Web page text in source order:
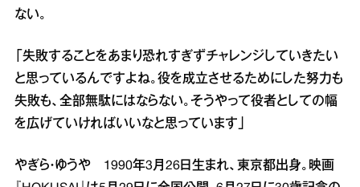
ない。
「失敗することをあまり恐れすぎずチャレンジしていきたい
と思っているんですよね。役を成立させるためにした努力も
失敗も、全部無駄にはならない。そうやって役者としての幅
を広げていければいいなと思っています」
やぎら・ゆうや 1990年3月26日生まれ、東京都出身。映画